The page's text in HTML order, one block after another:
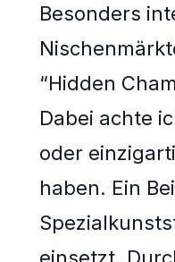
Besonders
“Hidden
Dabei achte
oder
haben. Ein
einsetzt.